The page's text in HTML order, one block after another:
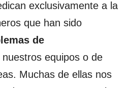
exclusivamente a la
que han sido
de
nuestros equipos o de
Muchas de ellas nos